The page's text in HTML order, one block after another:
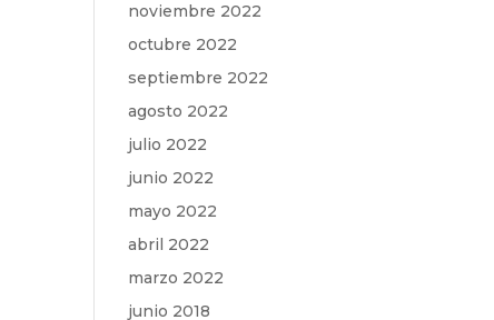
noviembre 2022
octubre 2022
septiembre 2022
agosto 2022
julio 2022
junio 2022
mayo 2022
abril 2022
marzo 2022
junio 2018